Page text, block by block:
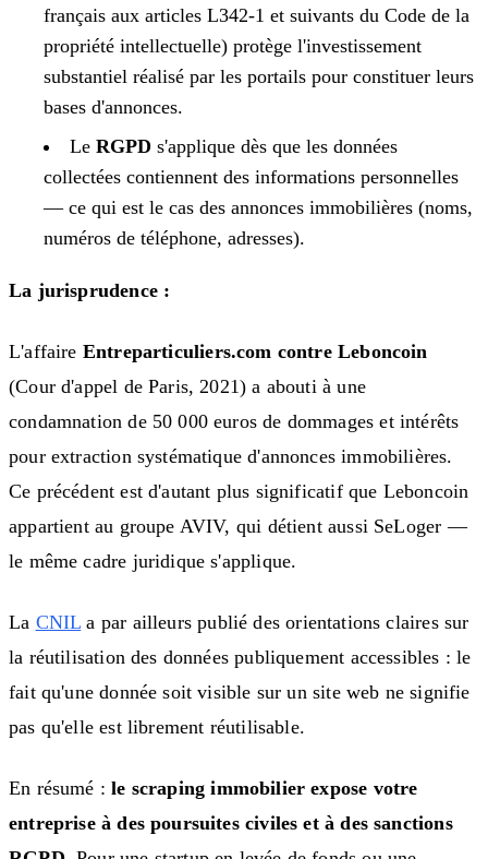
français aux articles L342-1 et suivants du Code de la
propriété intellectuelle) protège l'investissement
substantiel réalisé par les portails pour constituer leurs
bases d'annonces.
Le RGPD s'applique dès que les données
collectées contiennent des informations personnelles
— ce qui est le cas des annonces immobilières (noms,
numéros de téléphone, adresses).
La jurisprudence :
L'affaire Entreparticuliers.com contre Leboncoin
(Cour d'appel de Paris, 2021) a abouti à une
condamnation de 50 000 euros de dommages et intérêts
pour extraction systématique d'annonces immobilières.
Ce précédent est d'autant plus significatif que Leboncoin
appartient au groupe AVIV, qui détient aussi SeLoger —
le même cadre juridique s'applique.
La CNIL a par ailleurs publié des orientations claires sur
la réutilisation des données publiquement accessibles : le
fait qu'une donnée soit visible sur un site web ne signifie
pas qu'elle est librement réutilisable.
En résumé :le scraping immobilier expose votre
entreprise à des poursuites civiles et à des sanctions